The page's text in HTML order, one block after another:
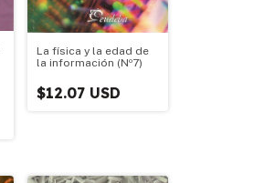
La física y la edad de
la información (Nº7)
$12.07 USD